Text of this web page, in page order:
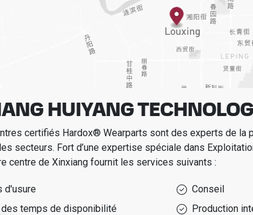
HUIYANG
certifiés Hardox® Wearparts sont des experts de la
secteurs. Fort d’une expertise spéciale dans
centre de Xinxiangfournit les services suivants :
d'usure
Conseil
des temps de disponibilité
Production